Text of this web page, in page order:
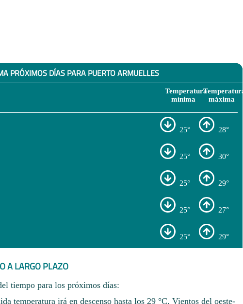
PRÓXIMOS DÍAS PARA PUERTO ARMUELLES
Temperatura
mínima
Temperatura
máxima
25° 28°
25° 30°
25° 29°
25° 27°
25° 29°
A LARGO PLAZO
tiempo para los próximos días:
temperatura irá en descenso hasta los 29 °C. Vientos del oeste-